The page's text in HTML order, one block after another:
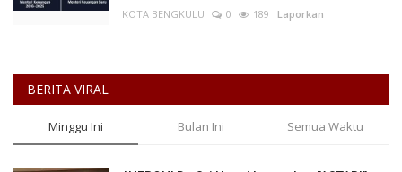
KOTA BENGKULU
0 189 Laporkan
BERITA VIRAL
Minggu Ini Bulan Ini Semua Waktu